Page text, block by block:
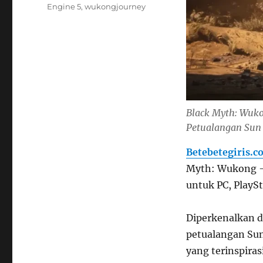
Black Myth:
Petualangan
Myth: Wukong
untuk PC,
Diperkenalkan
petualangan
yang
Engine 5,wukongjourney